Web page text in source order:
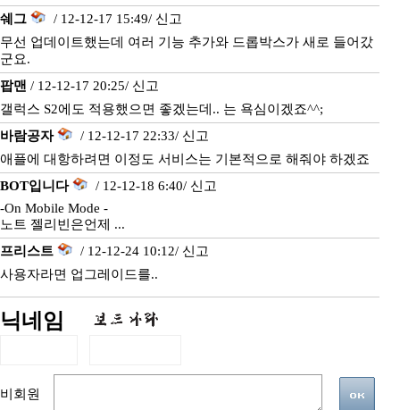
쉐그
/ 12-12-17 15:49/ 신고
무선 업데이트했는데 여러 기능 추가와 드롭박스가 새로 들어갔
군요.
팝맨 / 12-12-17 20:25/ 신고
갤럭스 S2에도 적용했으면 좋겠는데.. 는 욕심이겠죠^^;
바람공자
/ 12-12-17 22:33/ 신고
애플에 대항하려면 이정도 서비스는 기본적으로 해줘야 하겠죠
BOT입니다
/ 12-12-18 6:40/ 신고
-On Mobile Mode -
노트 젤리빈은언제 ...
프리스트
/ 12-12-24 10:12/ 신고
사용자라면 업그레이드를..
닉네임
비회원